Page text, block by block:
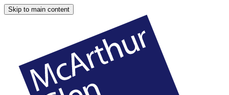
Skip to main content